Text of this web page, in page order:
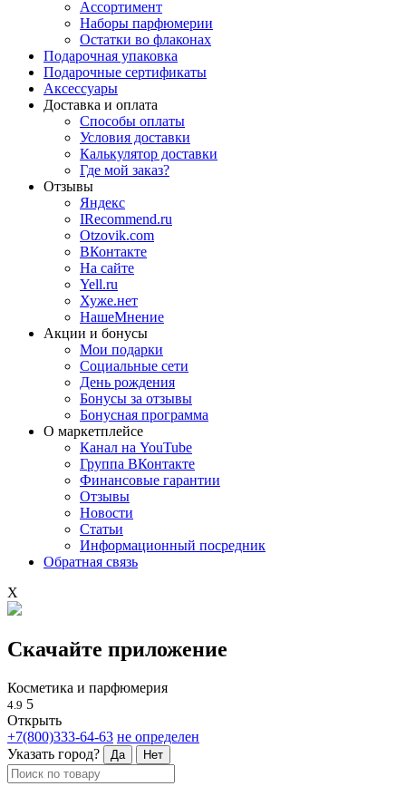
Ассортимент
Наборы парфюмерии
Остатки во флаконах
Подарочная упаковка
Подарочные сертификаты
Аксессуары
Доставка и оплата
Способы оплаты
Условия доставки
Калькулятор доставки
Где мой заказ?
Отзывы
Яндекс
IRecommend.ru
Otzovik.com
ВКонтакте
На сайте
Yell.ru
Хуже.нет
НашеМнение
Акции и бонусы
Мои подарки
Социальные сети
День рождения
Бонусы за отзывы
Бонусная программа
О маркетплейсе
Канал на YouTube
Группа ВКонтакте
Финансовые гарантии
Отзывы
Новости
Статьи
Информационный посредник
Обратная связь
X
Скачайте приложение
Косметика и парфюмерия
4.9 5
Открыть
+7(800)333-64-63 не определен
Указать город?
Да Нет